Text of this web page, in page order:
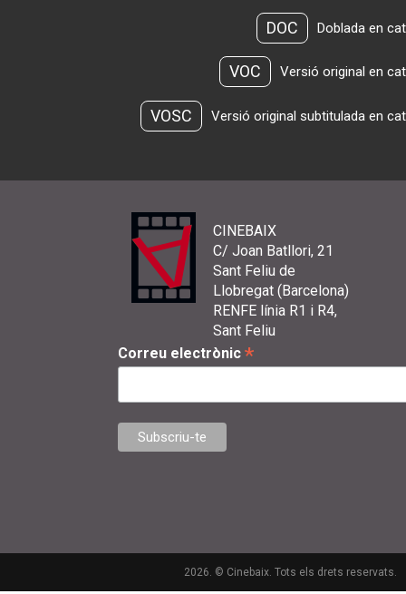
DOC Doblada en
VOC Versió original en
VOSC Versió original subtitulada en
CINEBAIX
C/ Joan Batllori, 21
Sant Feliu de
Llobregat (Barcelona)
RENFE línia R1 i R4,
Sant Feliu
Correu electrònic *
2026. © Cinebaix. Tots els drets reservats.